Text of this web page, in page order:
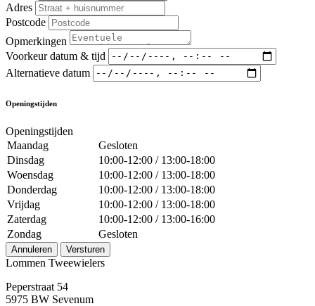
Adres
Postcode
Opmerkingen
Voorkeur datum & tijd
Alternatieve datum
Openingstijden
Openingstijden
Maandag
Gesloten
Dinsdag
10:00-12:00 / 13:00-18:00
Woensdag
10:00-12:00 / 13:00-18:00
Donderdag
10:00-12:00 / 13:00-18:00
Vrijdag
10:00-12:00 / 13:00-18:00
Zaterdag
10:00-12:00 / 13:00-16:00
Zondag
Gesloten
Annuleren Versturen
Lommen Tweewielers
Peperstraat 54
5975 BW Sevenum